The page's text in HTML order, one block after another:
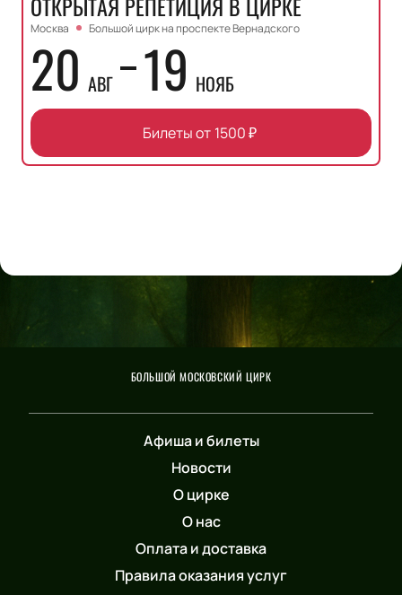
ОТКРЫТАЯ РЕПЕТИЦИЯ В ЦИРКЕ
Москва Большой цирк на проспекте Вернадского
20 АВГ 19 НОЯБ
Билеты от 1500₽
БОЛЬШОЙ МОСКОВСКИЙ ЦИРК
Афиша и билеты
Новости
О цирке
О нас
Оплата и доставка
Правила оказания услуг